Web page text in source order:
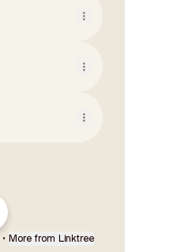
• More from Linktree